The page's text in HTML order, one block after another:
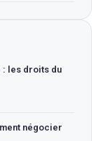
: les droits du
négocier